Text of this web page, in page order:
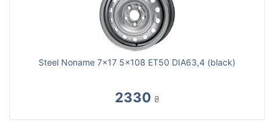
Steel Noname 7x17 5x108 ET50 DIA63,4 (black)
2330 ₴